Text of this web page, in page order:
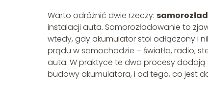
Warto odróżnić dwie rzeczy:
instalacji auta. Samorozładowanie to
wtedy, gdy akumulator stoi odłączony i
prądu w samochodzie – światła, radio,
auta. W praktyce te dwa procesy dodają
budowy akumulatora, i od tego, co jest